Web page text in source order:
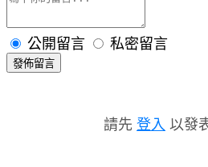
公開留言 私密留言
發佈留言
請先 登入 以發